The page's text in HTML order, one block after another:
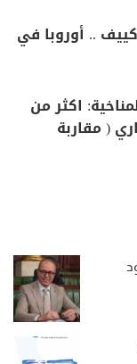
.. أوروبا في
اكثر من
( مقاربة